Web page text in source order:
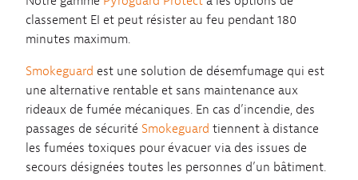
classement EI et peut résister au feu pendant 180
minutes maximum.
Smokeguard est une solution de désemfumage qui est
une alternative rentable et sans maintenance aux
rideaux de fumée mécaniques. En cas d’incendie, des
passages de sécurité Smokeguard tiennent à distance
les fumées toxiques pour évacuer via des issues de
secours désignées toutes les personnes d’un bâtiment.